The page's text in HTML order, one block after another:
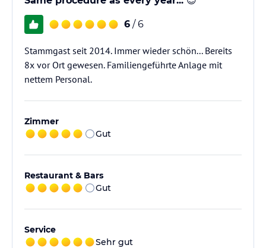
6 / 6
Stammgast seit 2014. Immer wieder schön... Bereits
8x vor Ort gewesen. Familiengeführte Anlage mit
nettem Personal.
Zimmer
Gut
Restaurant & Bars
Gut
Service
Sehr gut